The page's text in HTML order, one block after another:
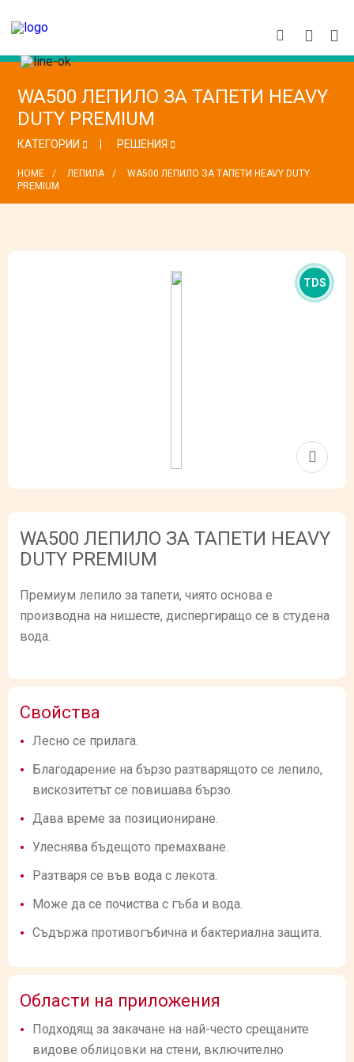
WA500 ЛЕПИЛО ЗА ТАПЕТИ HEAVY
DUTY PREMIUM
КАТЕГОРИИ РЕШЕНИЯ
HOME ЛЕПИЛА
WA500 ЛЕПИЛО ЗА ТАПЕТИ HEAVY DUTY
PREMIUM
TDS
WA500 ЛЕПИЛО ЗА ТАПЕТИ HEAVY
DUTY PREMIUM
Премиум лепило за тапети, чиято основа е
производна на нишесте, диспергиращо се в студена
вода.
Свойства
Лесно се прилага.
Благодарение на бързо разтварящото се лепило,
вискозитетът се повишава бързо.
Дава време за позициониране.
Улеснява бъдещото премахване.
Разтваря се във вода с лекота.
Може да се почиства с гъба и вода.
Съдържа противогъбична и бактериална защита.
Области на приложения
Подходящ за закачане на най-често срещаните
видове облицовки на стени, включително